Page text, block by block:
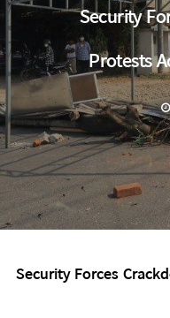
Security
Protests
Security Forces